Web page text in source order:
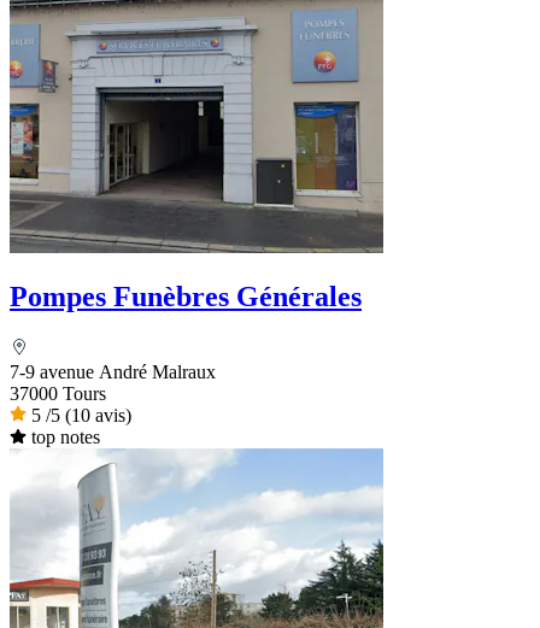
Pompes Funèbres Générales
7-9 avenue André Malraux
37000 Tours
5 /5 (10 avis)
top notes